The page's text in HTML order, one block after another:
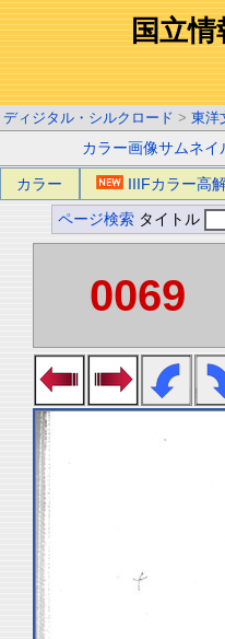
国立情
ディジタル・シルクロード > 東洋
カラー画像サムネイ
カラー IIIFカラー高
ページ検索 タイトル
0069